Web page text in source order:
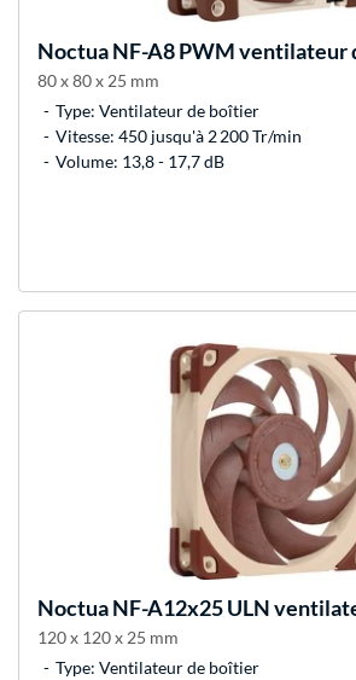
NoctuaNF-A8 PWM ventilateur
80 x 80 x 25 mm
Type: Ventilateur de boîtier
Vitesse: 450 jusqu'à 2 200 Tr/min
Volume: 13,8 - 17,7 dB
NoctuaNF-A12x25 ULN
120 x 120 x 25 mm
Type: Ventilateur de boîtier